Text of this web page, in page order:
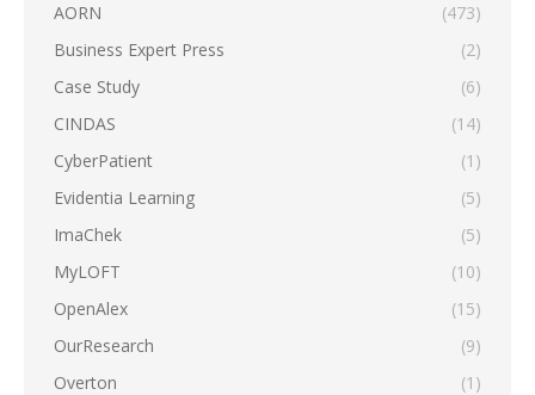
AORN
(473)
Business Expert Press
(2)
Case Study
(6)
CINDAS
(14)
CyberPatient
(1)
Evidentia Learning
(5)
ImaChek
(5)
MyLOFT
(10)
OpenAlex
(15)
OurResearch
(9)
Overton
(1)